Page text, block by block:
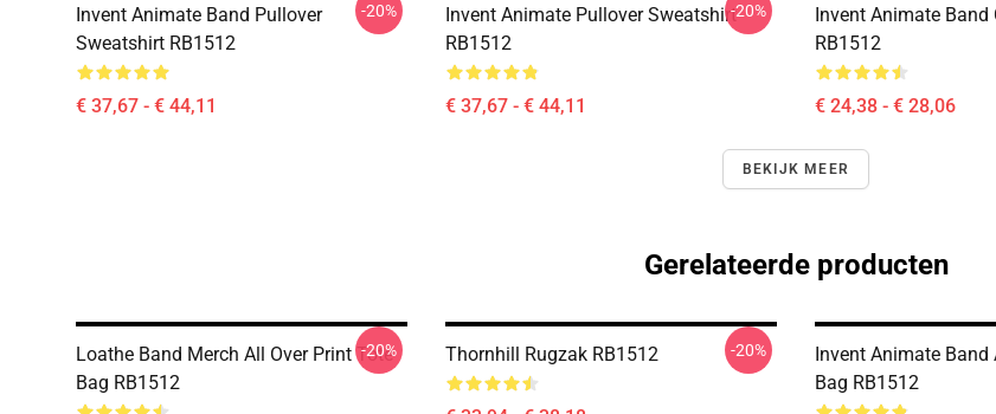
Invent Animate Band Pullover
Sweatshirt RB1512
€ 37,67 - € 44,11
-20%
Invent Animate Pullover Sweatshirt
RB1512
€ 37,67 - € 44,11
-20%
Invent Animate Band
RB1512
€ 24,38 - € 28,06
BEKIJK MEER
Gerelateerde producten
Loathe Band Merch All Over Print Tote
Bag RB1512
-20% Thornhill Rugzak RB1512 -20%
Invent Animate Band
Bag RB1512